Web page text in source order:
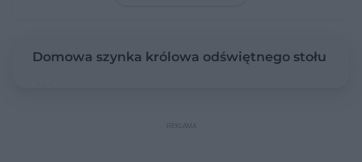
Domowa szynka królowa odświętnego stołu